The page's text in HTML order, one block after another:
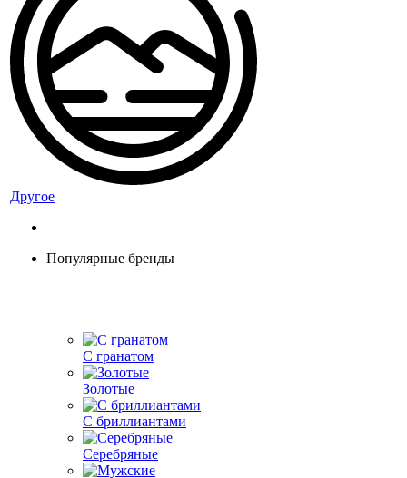
Другое
Популярные бренды
С гранатом
Золотые
С бриллиантами
Серебряные